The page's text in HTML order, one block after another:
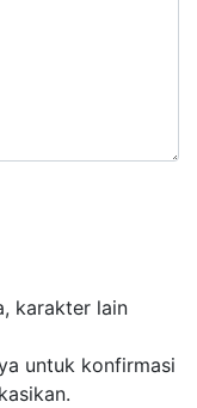
karakter lain
untuk konfirmasi